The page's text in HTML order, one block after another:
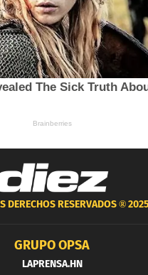
DERECHOS RESERVADOS ®2025
GRUPO OPSA
LAPRENSA.HN